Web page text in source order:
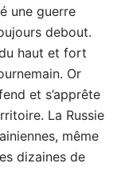
une guerre
debout.
haut et fort
Or
et s’apprête
La Russie
même
dizaines de